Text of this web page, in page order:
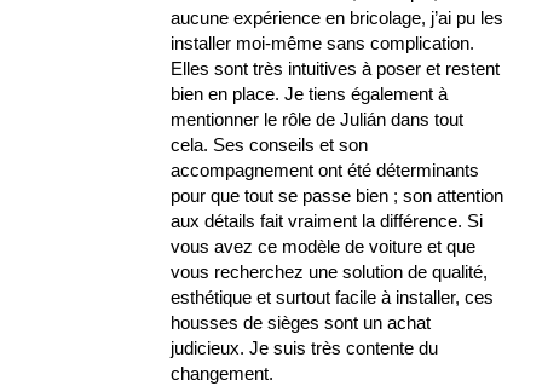
aucune expérience en bricolage, j’ai pu les
installer moi-même sans complication.
Elles sont très intuitives à poser et restent
bien en place. Je tiens également à
mentionner le rôle de Julián dans tout
cela. Ses conseils et son
accompagnement ont été déterminants
pour que tout se passe bien ; son attention
aux détails fait vraiment la différence. Si
vous avez ce modèle de voiture et que
vous recherchez une solution de qualité,
esthétique et surtout facile à installer, ces
housses de sièges sont un achat
judicieux. Je suis très contente du
changement.